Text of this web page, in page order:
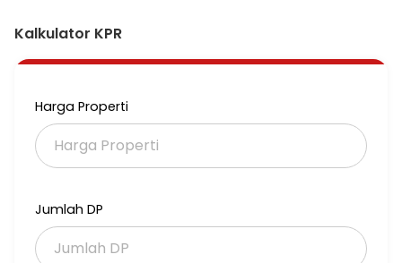
Kalkulator KPR
Harga Properti
Jumlah DP